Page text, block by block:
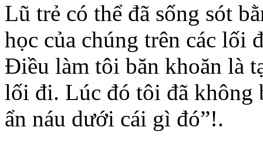
Lũ trẻ có thể đã sống sót
học của chúng trên các lối
Điều làm tôi băn khoăn là
lối đi. Lúc đó tôi đã không
ẩn náu dưới cái gì đó”!.